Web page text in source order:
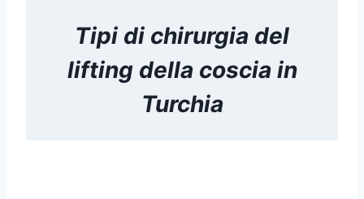
Tipi di chirurgia del
lifting della coscia in
Turchia